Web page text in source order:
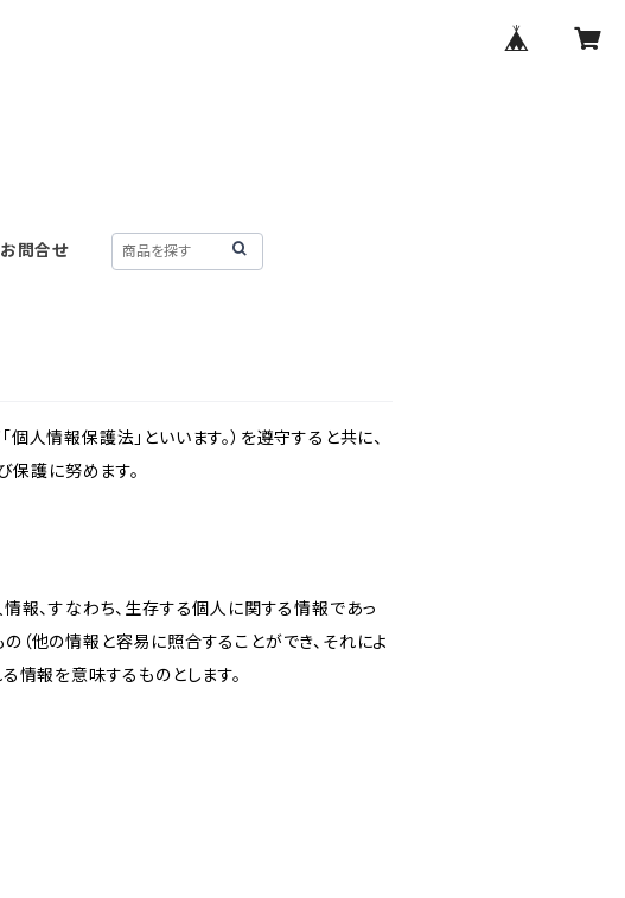
お問合せ
人情報保護法」といいます。）を遵守すると共に、
保護に努めます。
報、すなわち、生存する個人に関する情報であっ
他の情報と容易に照合することができ、それによ
情報を意味するものとします。